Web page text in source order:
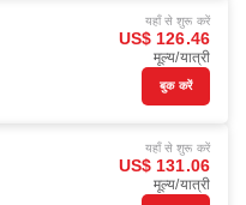
यहाँ से शुरू करें
US$ 126.46
मूल्य/यात्री
बुक करें
यहाँ से शुरू करें
US$ 131.06
मूल्य/यात्री